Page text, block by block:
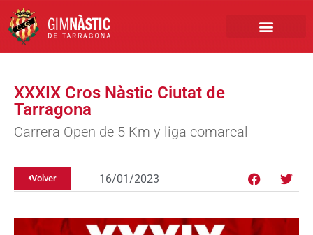
XXXIX Cros Nàstic Ciutat de
Tarragona
Carrera Open de 5 Km y liga comarcal
Volver 16/01/2023